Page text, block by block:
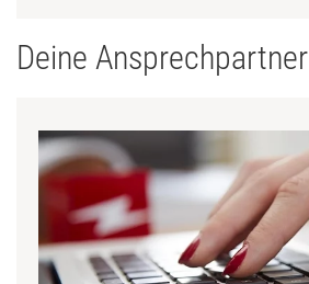
Deine Ansprechpartner